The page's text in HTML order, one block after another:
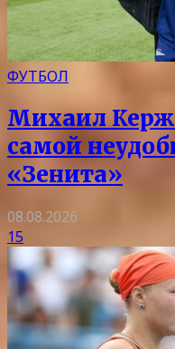
ФУТБОЛ
Михаил
самой
«Зенита»
08.08.2026
15